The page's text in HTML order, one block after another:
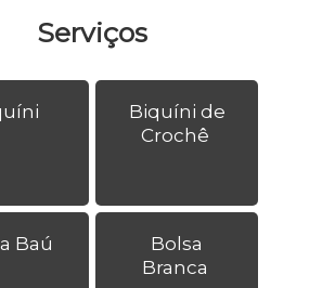
Serviços
Biquíni de
Crochê
Baú
Bolsa
Branca